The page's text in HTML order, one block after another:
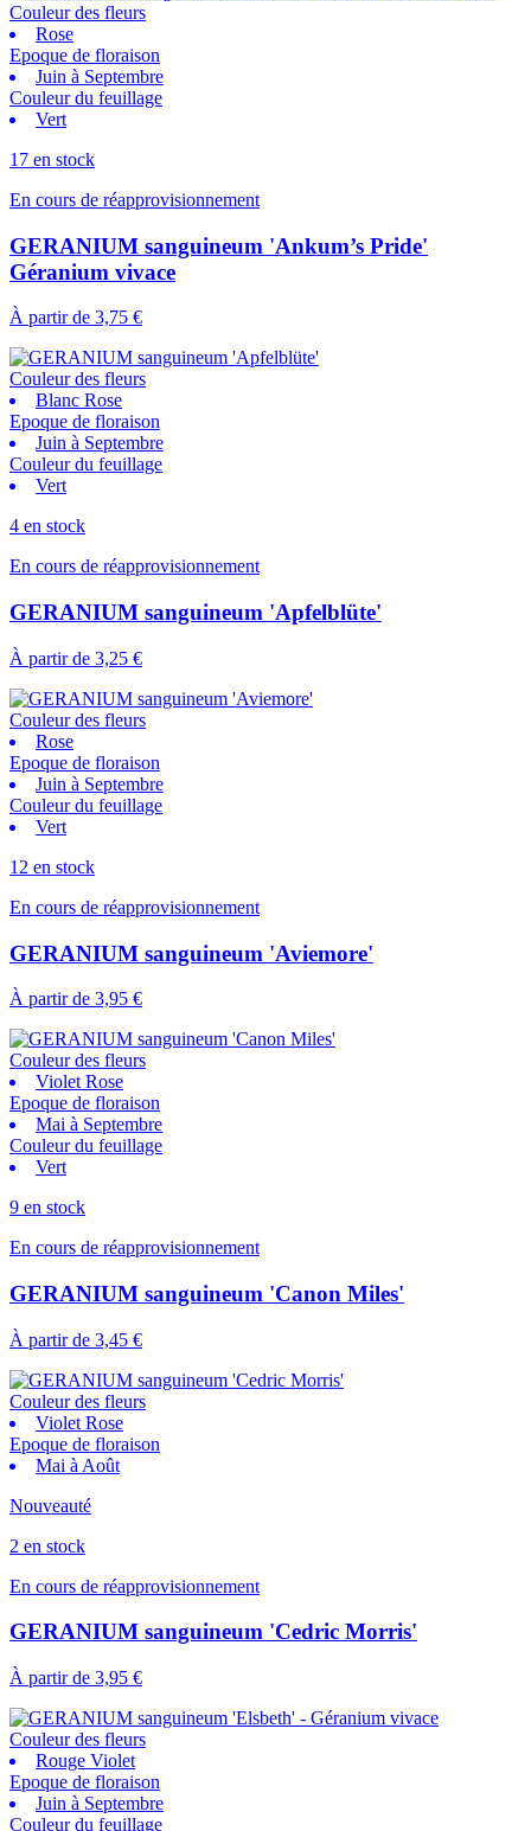
Couleur des fleurs
Rose
Epoque de floraison
Juin à Septembre
Couleur du feuillage
Vert
17 en stock
En cours de réapprovisionnement
GERANIUM sanguineum 'Ankum’s Pride'
Géranium vivace
À partir de 3,75 €
Couleur des fleurs
Blanc Rose
Epoque de floraison
Juin à Septembre
Couleur du feuillage
Vert
4 en stock
En cours de réapprovisionnement
GERANIUM sanguineum 'Apfelblüte'
À partir de 3,25 €
Couleur des fleurs
Rose
Epoque de floraison
Juin à Septembre
Couleur du feuillage
Vert
12 en stock
En cours de réapprovisionnement
GERANIUM sanguineum 'Aviemore'
À partir de 3,95 €
Couleur des fleurs
Violet Rose
Epoque de floraison
Mai à Septembre
Couleur du feuillage
Vert
9 en stock
En cours de réapprovisionnement
GERANIUM sanguineum 'Canon Miles'
À partir de 3,45 €
Couleur des fleurs
Violet Rose
Epoque de floraison
Mai à Août
Nouveauté
2 en stock
En cours de réapprovisionnement
GERANIUM sanguineum 'Cedric Morris'
À partir de 3,95 €
Couleur des fleurs
Rouge Violet
Epoque de floraison
Juin à Septembre
Couleur du feuillage